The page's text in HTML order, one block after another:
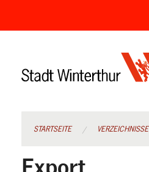
überspringen
STARTSEITE VERZEICHNISSE